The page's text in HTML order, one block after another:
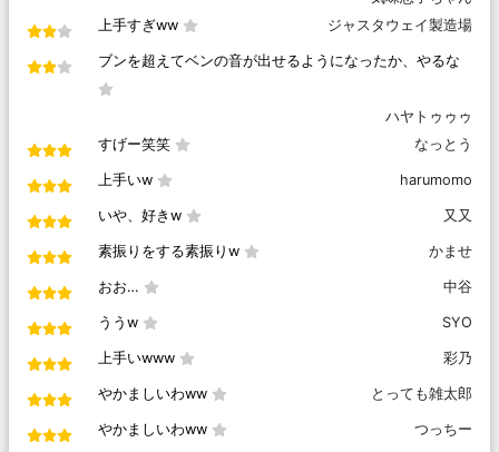
上手すぎww
ジャスタウェイ製造場
ブンを超えてベンの音が出せるようになったか、やるな
ハヤトゥゥゥ
すげー笑笑
なっとう
上手いw harumomo
いや、好きw 又又
素振りをする素振りw かませ
おお… 中谷
ううw SYO
上手いwww 彩乃
やかましいわww とっても雑太郎
やかましいわww つっちー